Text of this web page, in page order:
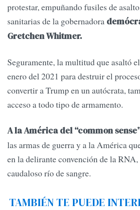
protestar, empuñando fusiles de
sanitarias de la gobernadora
Gretchen Whitmer.
Seguramente, la multitud que asaltó
enero del 2021 para destruir el
convertir a Trump en un autócrata,
acceso a todo tipo de armamento.
A la América del “common
las armas de guerra y a la América
en la delirante convención de la RNA,
caudaloso río de sangre.
TAMBIÉN TE PUEDE